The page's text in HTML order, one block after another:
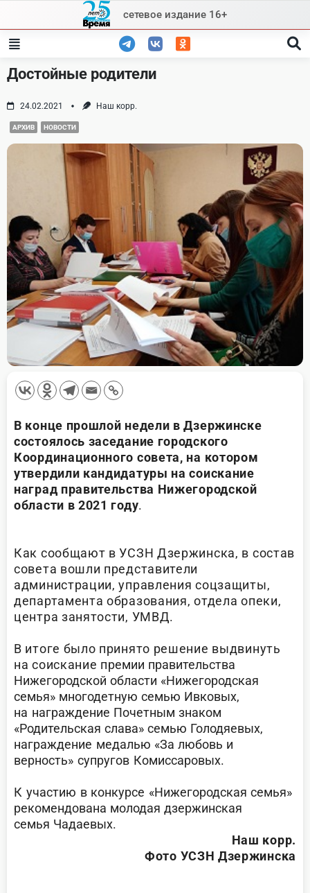
content
сетевое издание 16+
Достойные родители
24.02.2021 Наш корр.
АРХИВ НОВОСТИ
В конце прошлой недели в Дзержинске
состоялось заседание городского
Координационного совета, на котором
утвердили кандидатуры на соискание
наград правительства Нижегородской
области в 2021 году.
Как сообщают в УСЗН Дзержинска, в состав
совета вошли представители
администрации, управления соцзащиты,
департамента образования, отдела опеки,
центра занятости, УМВД.
В итоге было принято решение выдвинуть
на соискание премии правительства
Нижегородской области «Нижегородская
семья» многодетную семью Ивковых,
на награждение Почетным знаком
«Родительская слава» семью Голодяевых,
награждение медалью «За любовь и
верность» супругов Комиссаровых.
К участию в конкурсе «Нижегородская семья»
рекомендована молодая дзержинская
семья Чадаевых.
Наш корр.
Фото УСЗН Дзержинска